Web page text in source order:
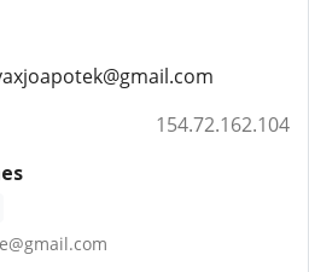
154.72.162.104